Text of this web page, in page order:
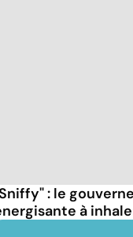
: le
à